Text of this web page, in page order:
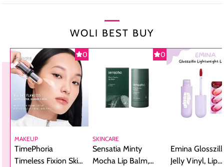
WOLI BEST BUY
0
MAKEUP
TimePhoria
Timeless Fixion Skin
0
SKINCARE
Sensatia Minty
Mocha Lip Balm,
Emina
Jelly Vinyl, Lip